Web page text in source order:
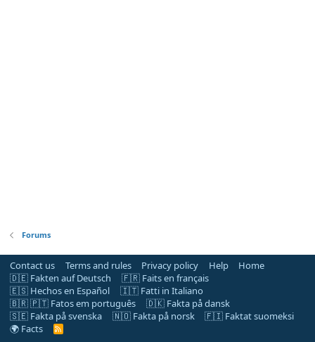
Forums
Contact us Terms and rules Privacy policy Help
Home
🇩🇪 Fakten auf Deutsch
🇫🇷 Faits en français
🇪🇸 Hechos en Español
🇮🇹 Fatti in Italiano
🇧🇷 🇵🇹 Fatos em português
🇩🇰 Fakta på dansk
🇸🇪 Fakta på svenska
🇳🇴 Fakta på norsk
🇫🇮 Faktat suomeksi
🌍 Facts
R